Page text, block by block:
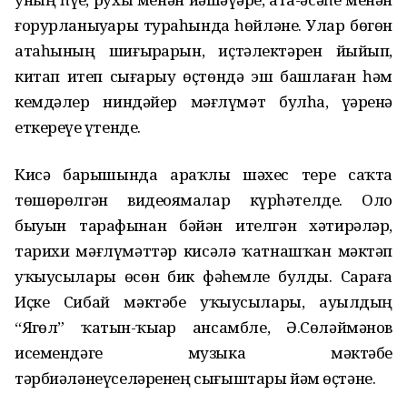
ғорурланыуҙары тураһында һөйләне. Улар бөгөн
атаһының шиғырҙарын, иҫтәлектәрен йыйып,
китап итеп сығарыу өҫтөндә эш башлаған һәм
кемдәлер ниндәйҙер мәғлүмәт булһа, үҙҙәренә
еткереүҙе үтенде.
Кисә барышында арҙаҡлы шәхес тере саҡта
төшөрөлгән видеояҙмалар күрһәтелде. Оло
быуын тарафынан бәйән ителгән хәтирәләр,
тарихи мәғлүмәттәр кисәлә ҡатнашҡан мәктәп
уҡыусылары өсөн бик фәһемле булды. Сараға
Иҫке Сибай мәктәбе уҡыусылары, ауылдың
“Яҙгөл” ҡатын-ҡыҙҙар ансамбле, Ә.Сөләймәнов
исемендәге музыка мәктәбе
тәрбиәләнеүселәренең сығыштары йәм өҫтәне.